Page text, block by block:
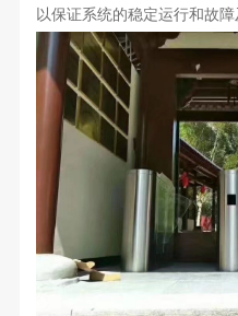
以保证系统的稳定运行和故障